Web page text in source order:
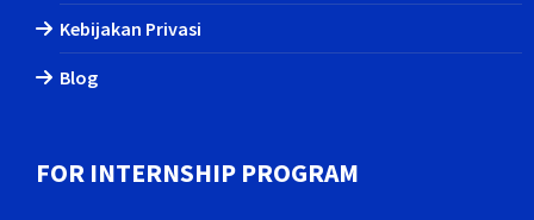
Kebijakan Privasi
Blog
FOR INTERNSHIP PROGRAM